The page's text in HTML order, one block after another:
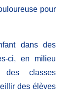
pour
dans des
ci, en milieu
des classes
des élèves